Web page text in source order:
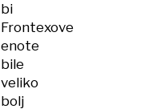
bi
Frontexove
enote
bile
veliko
bolj